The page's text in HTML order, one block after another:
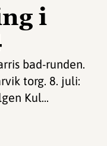
i
bad-runden.
torg. 8. juli:
Kul...